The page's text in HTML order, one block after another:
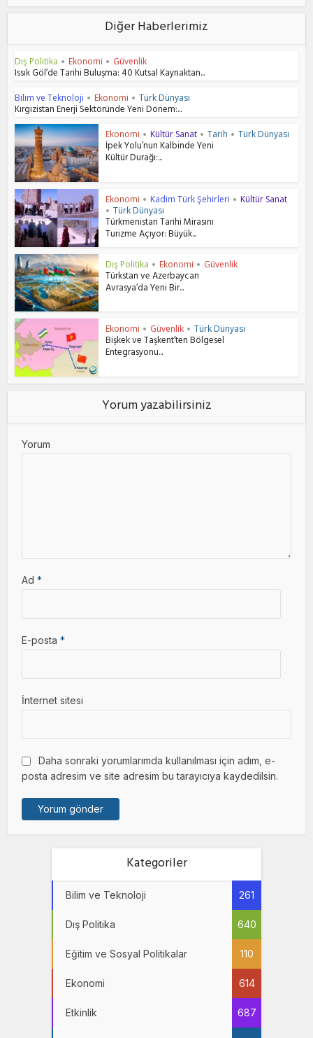
Diğer Haberlerimiz
Dış Politika • Ekonomi • Güvenlik
Issık Göl’de Tarihi Buluşma: 40 Kutsal Kaynaktan...
Bilim ve Teknoloji • Ekonomi • Türk Dünyası
Kırgızistan Enerji Sektöründe Yeni Dönem:...
Ekonomi • Kültür Sanat • Tarih • Türk Dünyası
İpek Yolu’nun Kalbinde Yeni
Kültür Durağı:...
Ekonomi • Kadim Türk Şehirleri • Kültür Sanat
• Türk Dünyası
Türkmenistan Tarihi Mirasını
Turizme Açıyor: Büyük...
Dış Politika • Ekonomi • Güvenlik
Türkstan ve Azerbaycan
Avrasya’da Yeni Bir...
Ekonomi • Güvenlik • Türk Dünyası
Bişkek ve Taşkent’ten Bölgesel
Entegrasyonu...
Yorum yazabilirsiniz
Yorum
Ad*
E-posta*
İnternet sitesi
Daha sonraki yorumlarımda kullanılması için adım, e-
posta adresim ve site adresim bu tarayıcıya kaydedilsin.
Kategoriler
Bilim ve Teknoloji 261
Dış Politika 640
Eğitim ve Sosyal Politikalar 110
Ekonomi 614
Etkinlik 687